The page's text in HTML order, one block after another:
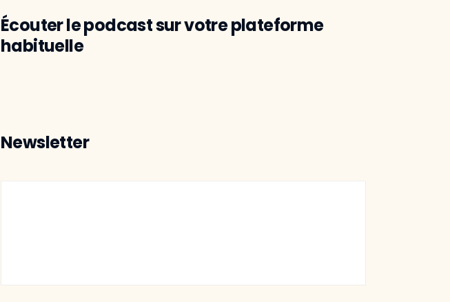
Écouter le podcast sur votre plateforme
habituelle
Newsletter